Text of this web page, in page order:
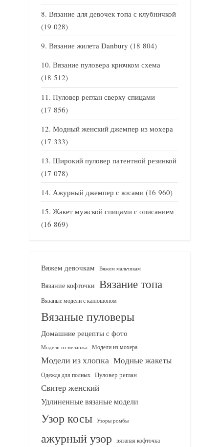
Вязание для девочек топа с клубничкой
(19 028)
Вязание жилета Danbury (18 804)
Вязание пуловера крючком схема
(18 512)
Пуловер реглан сверху спицами
(17 856)
Модный женский джемпер из мохера
(17 333)
Широкий пуловер патентной резинкой
(17 078)
Ажурный джемпер с косами (16 960)
Жакет мужской спицами с описанием
(16 869)
Вяжем девочкам Вяжем мальчикам
Вязание кофточки Вязание топа
Вязаные модели с капюшоном
Вязаные пуловеры
Домашние рецепты с фото
Модели из меланжа Модели из мохера
Модели из хлопка Модные жакеты
Одежда для полных Пуловер реглан
Свитер женский
Удлиненные вязаные модели
Узор косы Узоры ромбы
ажурный узор вязаная кофточка